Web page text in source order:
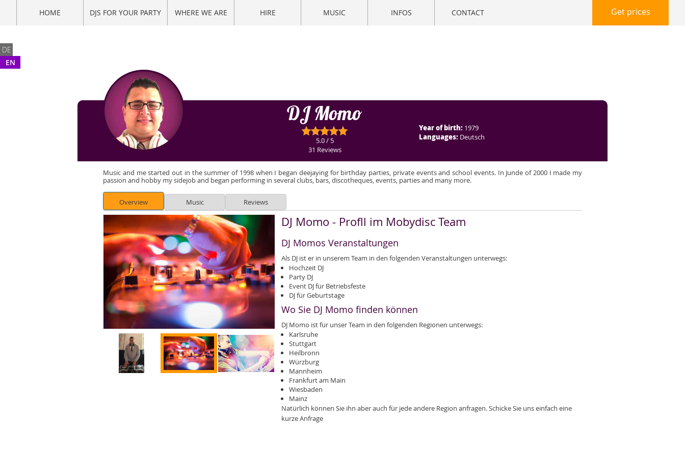
HOME DJS FOR YOUR PARTY WHERE WE ARE HIRE MUSIC INFOS CONTACT Get prices
DE
EN
DJ Momo
5.0 / 5
31 Reviews
Year of birth: 1979
Languages: Deutsch
Music and me started out in the summer of 1998 when I began deejaying for birthday parties, private events and school events. In Junde of 2000 I made my
passion and hobby my sidejob and began performing in several clubs, bars, discotheques, events, parties and many more.
Overview Music Reviews
DJ Momo - Profll im Mobydisc Team
DJ Momos Veranstaltungen
Als DJ ist er in unserem Team in den folgenden Veranstaltungen unterwegs:
Hochzeit DJ
Party DJ
Event DJ für Betriebsfeste
DJ für Geburtstage
Wo Sie DJ Momo finden können
DJ Momo ist für unser Team in den folgenden Regionen unterwegs:
Karlsruhe
Stuttgart
Heilbronn
Würzburg
Mannheim
Frankfurt am Main
Wiesbaden
Mainz
Natürlich können Sie ihn aber auch für jede andere Region anfragen. Schicke Sie uns einfach eine
kurze Anfrage